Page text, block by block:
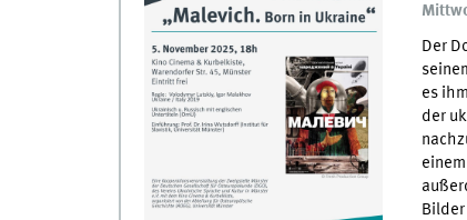
Der
es
der